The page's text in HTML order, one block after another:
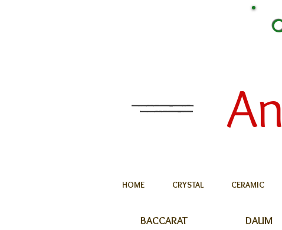
HOME CRYSTAL CERAMIC
BACCARAT DAUM